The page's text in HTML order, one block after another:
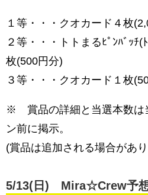
１等・・・クオカード４枚
２等・・・トトまるﾋﾟﾝﾊﾞｯﾁ(
枚(500円分)
３等・・・クオカード１枚
※ 賞品の詳細と当選本数は
ン前に掲示。
(賞品は追加される場合があ
5/13( 日 ) Mira☆Crew予想